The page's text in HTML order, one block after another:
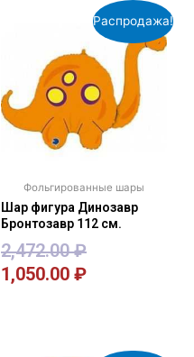
Распродажа!
Фольгированные шары
Шар фигура Динозавр
Бронтозавр 112 см.
2,472.00₽
1,050.00 ₽